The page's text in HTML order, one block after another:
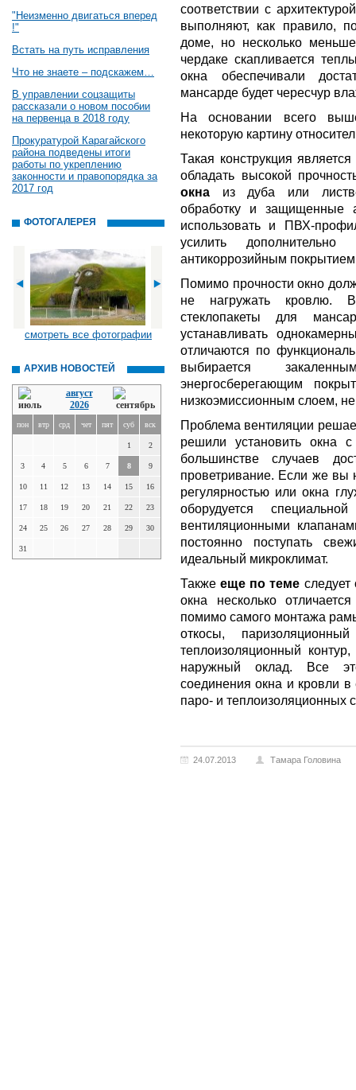
"Неизменно двигаться вперед
!"
Встать на путь исправления
Что не знаете – подскажем…
В управлении соцзащиты
рассказали о новом пособии
на первенца в 2018 году
Прокуратурой Карагайского
района подведены итоги
работы по укреплению
законности и правопорядка за
2017 год
ФОТОГАЛЕРЕЯ
смотреть все фотографии
АРХИВ НОВОСТЕЙ
август
2026
пон втр срд чет пят суб вск
1 2
3 4 5 6 7 8 9
10 11 12 13 14 15 16
17 18 19 20 21 22 23
24 25 26 27 28 29 30
31
соответствии с
выполняют, как правило,
доме, но несколько
чердаке скапливается
окна обеспечивали
мансарде будет чересчур
На основании всего
некоторую картину
Такая конструкция
обладать высокой
окна из дуба или
обработку и защищенные
использовать и ПВХ-
усилить
антикоррозийным
Помимо прочности окно
не нагружать кровлю.
стеклопакеты для
устанавливать
отличаются по
выбирается
энергосберегающим
низкоэмиссионным слоем,
Проблема вентиляции
решили установить окна
большинстве случаев
проветривание. Если же вы
регулярностью или окна
оборудуется
вентиляционными
постоянно поступать
идеальный микроклимат.
Такжееще по теме следует
окна несколько
помимо самого монтажа
откосы,
теплоизоляционный
наружный оклад. Все
соединения окна и кровли
паро- и теплоизоляционных
24.07.2013 Тамара Головина